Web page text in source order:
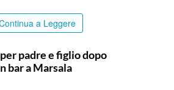
a Leggere
padre e figlio dopo
bar a Marsala